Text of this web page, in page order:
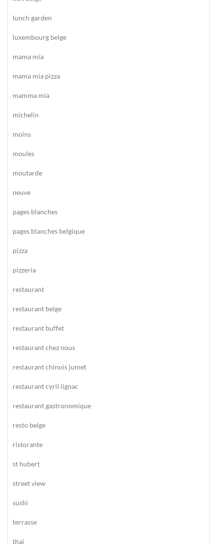
lunch garden
luxembourg belge
mama mia
mama mia pizza
mamma mia
michelin
moins
moules
moutarde
neuve
pages blanches
pages blanches belgique
pizza
pizzeria
restaurant
restaurant belge
restaurant buffet
restaurant chez nous
restaurant chinois jumet
restaurant cyril lignac
restaurant gastronomique
resto belge
ristorante
st hubert
street view
sushi
terrasse
thai